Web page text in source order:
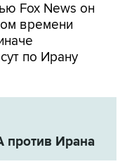
Fox News он
времени
по Ирану
Ирана